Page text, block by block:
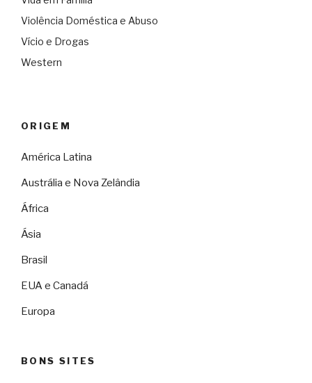
Violência Doméstica e Abuso
Vício e Drogas
Western
ORIGEM
América Latina
Austrália e Nova Zelândia
África
Ásia
Brasil
EUA e Canadá
Europa
BONS SITES